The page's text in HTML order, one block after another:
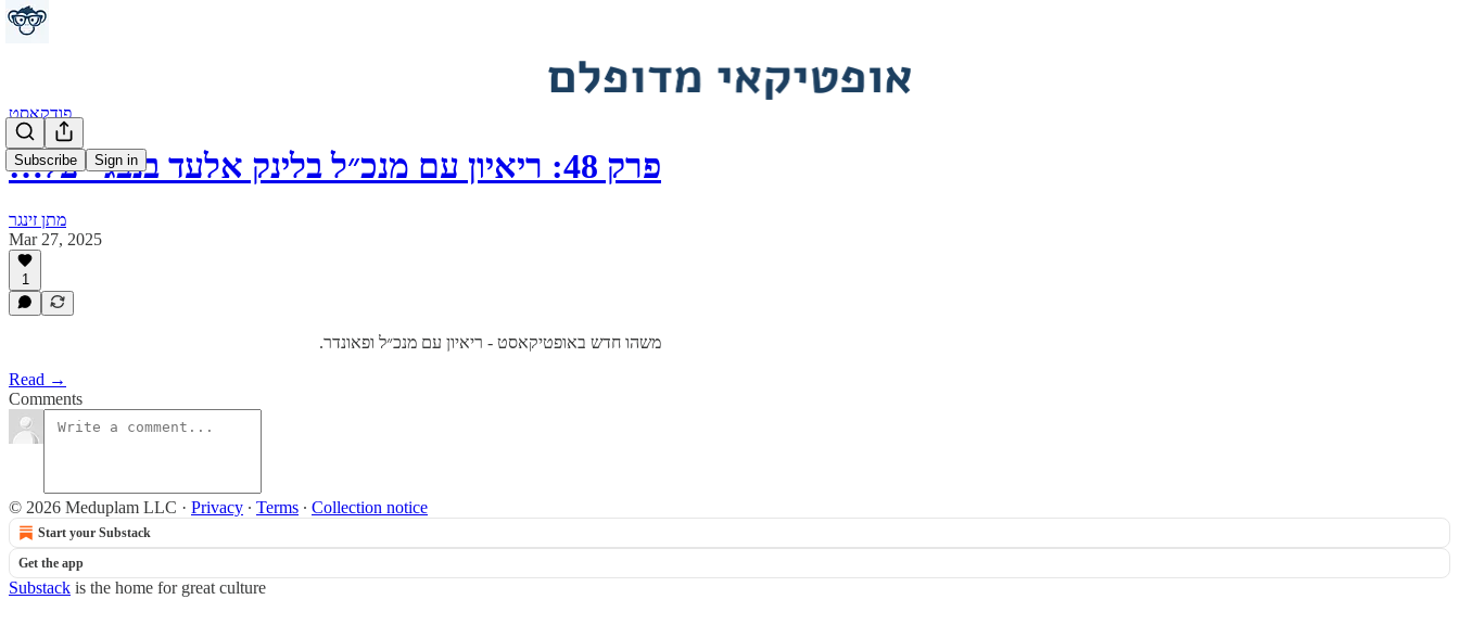
Subscribe Sign in
פודקאסט
פרק 48: ריאיון עם מנכ״ל בלינק אלעד בנבג׳י על…
מתן זינגר
Mar 27, 2025
1
משהו חדש באופטיקאסט - ריאיון עם מנכ״ל ופאונדר.
Read →
Comments
© 2026 Meduplam LLC · Privacy ∙ Terms ∙ Collection notice
Start your Substack
Get the app
Substack is the home for great culture